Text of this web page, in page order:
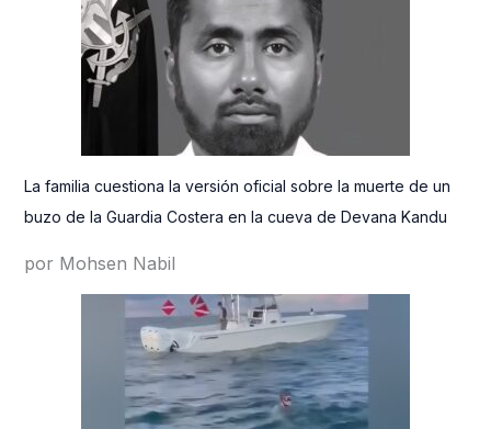
La familia cuestiona la versión oficial sobre la muerte de un
buzo de la Guardia Costera en la cueva de Devana Kandu
por Mohsen Nabil